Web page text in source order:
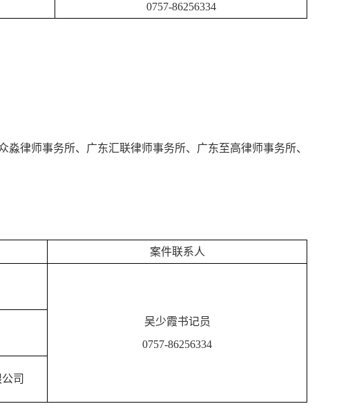
0757-86256334
律师事务所、广东汇联律师事务所、广东至高律师事务所、
案件联系人
吴少霞书记员
0757-86256334
司